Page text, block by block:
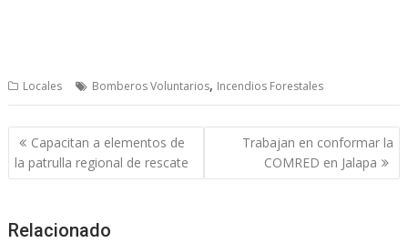
Locales Bomberos Voluntarios, Incendios Forestales
Post
navigation
Capacitan a elementos de
la patrulla regional de rescate
Trabajan en conformar la
COMRED en Jalapa
Relacionado